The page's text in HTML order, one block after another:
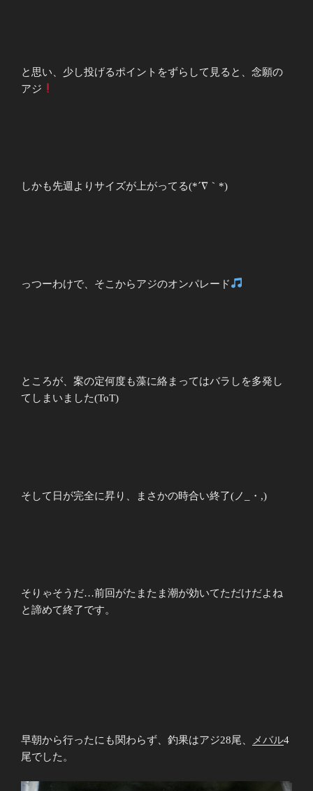
と思い、少し投げるポイントをずらして見ると、念願の
アジ
しかも先週よりサイズが上がってる(*´∇｀*)
っつーわけで、そこからアジのオンパレード
ところが、案の定何度も藻に絡まってはバラしを多発し
てしまいました(ToT)
そして日が完全に昇り、まさかの時合い終了(ノ_・,)
そりゃそうだ…前回がたまたま潮が効いてただけだよね
と諦めて終了です。
早朝から行ったにも関わらず、釣果はアジ28尾、 メバル4
尾でした。